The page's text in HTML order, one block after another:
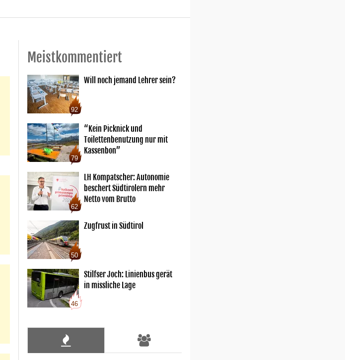
Meistkommentiert
92
Will noch jemand Lehrer sein?
79
“Kein Picknick und
Toilettenbenutzung nur mit
Kassenbon”
62
LH Kompatscher: Autonomie
beschert Südtirolern mehr
Netto vom Brutto
50
Zugfrust in Südtirol
46
Stilfser Joch: Linienbus gerät
in missliche Lage